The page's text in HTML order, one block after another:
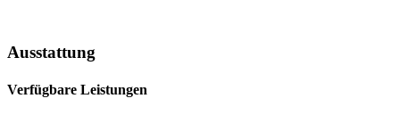
Ausstattung
Verfügbare Leistungen